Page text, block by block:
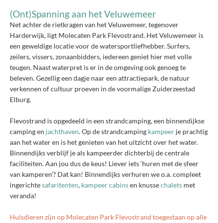
(Ont)Spanning aan het Veluwemeer
Net achter de rietkragen van het Veluwemeer, tegenover
Harderwijk, ligt Molecaten Park Flevostrand. Het Veluwemeer is
een geweldige locatie voor de watersportliefhebber. Surfers,
zeilers, vissers, zonaanbidders, iedereen geniet hier met volle
teugen. Naast waterpret is er in de omgeving ook genoeg te
beleven. Gezellig een dagje naar een attractiepark, de natuur
verkennen of cultuur proeven in de voormalige Zuiderzeestad
Elburg.
Flevostrand is opgedeeld in een strandcamping, een binnendijkse
camping en jachthaven. Op de strandcamping kampeer je prachtig
aan het water en is het genieten van het uitzicht over het water.
Binnendijks verblijf je als kampeerder dichterbij de centrale
faciliteiten. Aan jou dus de keus! Liever iets ‘huren met de sfeer
van kamperen’? Dat kan! Binnendijks verhuren we o.a. compleet
ingerichtesafaritenten, kampeer cabinsen knussechalets met
veranda!
Huisdieren zijn op Molecaten Park Flevostrand toegestaan op alle